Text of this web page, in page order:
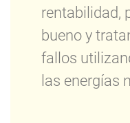
rentabilidad,
bueno y
fallos
las energías